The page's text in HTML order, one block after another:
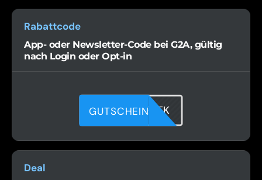
Rabattcode
App- oder Newsletter-Code bei G2A, gültig
nach Login oder Opt-in
41CKKSITK
GUTSCHEIN
Deal